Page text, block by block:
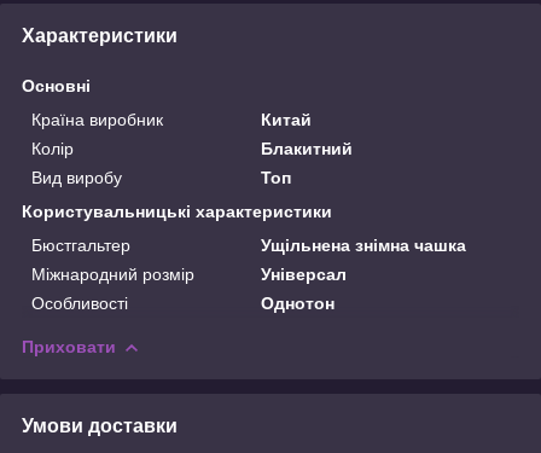
Характеристики
Основні
Країна виробник
Китай
Колір
Блакитний
Вид виробу
Топ
Користувальницькі характеристики
Бюстгальтер
Ущільнена знімна чашка
Міжнародний розмір
Універсал
Особливості
Однотон
Приховати
Умови доставки